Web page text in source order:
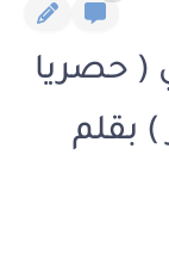
( حصريا
) بقلم